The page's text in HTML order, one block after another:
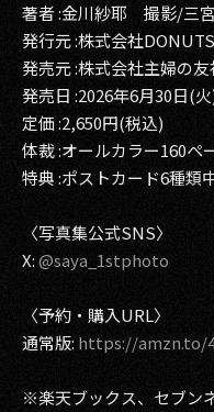
著者 :金川紗耶 撮影/三
発行元 :株式会社DONUTS
発売元 :株式会社主婦の友
発売日 :2026年6月30日(
定価 :2,650円(税込)
体裁 :オールカラー160ペ
特典 :ポストカード6種類
〈写真集公式SNS〉
X:@saya_1stphoto
〈予約・購入URL〉
通常版: https://amzn.to/
※楽天ブックス、セブン